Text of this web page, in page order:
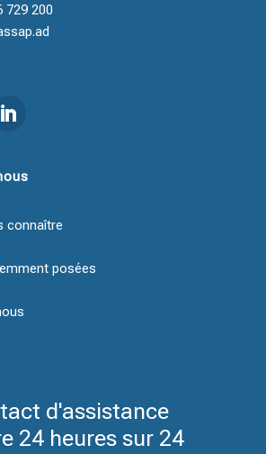
729 200
connaître
posées
d'assistance
24 heures sur 24